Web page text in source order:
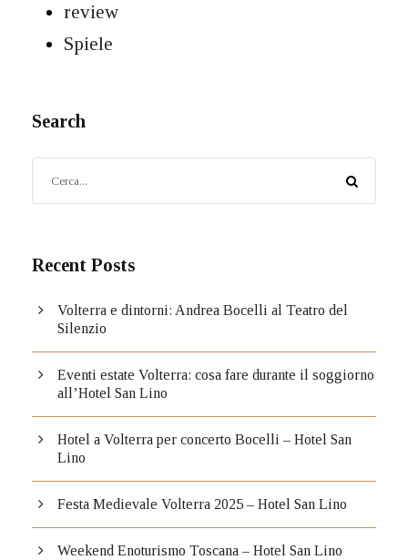
review
Spiele
Search
Recent Posts
Volterra e dintorni: Andrea Bocelli al Teatro del
Silenzio
Eventi estate Volterra: cosa fare durante il soggiorno
all’Hotel San Lino
Hotel a Volterra per concerto Bocelli – Hotel San
Lino
Festa Medievale Volterra 2025 – Hotel San Lino
Weekend Enoturismo Toscana – Hotel San Lino